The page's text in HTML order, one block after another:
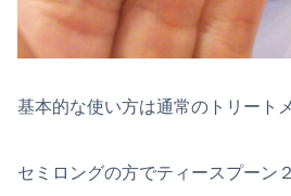
基本的な使い方は通常のトリート
セミロングの方でティースプーン